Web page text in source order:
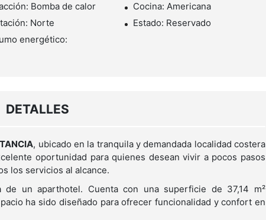
Bomba de calor
Cocina: Americana
Norte
Estado: Reservado
energético:
DETALLES
, ubicado en la tranquila y demandada localidad costera
oportunidad para quienes desean vivir a pocos pasos
los servicios al alcance.
un aparthotel. Cuenta con una superficie de 37,14 m²
ha sido diseñado para ofrecer funcionalidad y confort en